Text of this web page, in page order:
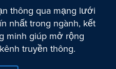
thông qua mạng lưới
nhất trong ngành, kết
minh giúp mở rộng
truyền thông.